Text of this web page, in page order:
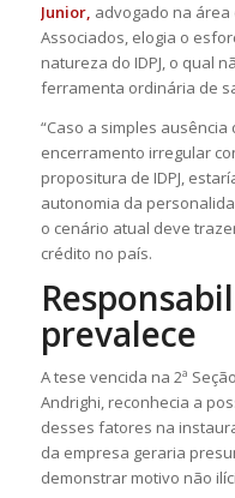
Junior, advogado na área
Associados, elogia o
natureza do IDPJ, o qual
ferramenta ordinária de
“Caso a simples
encerramento irregular
propositura de IDPJ,
autonomia da
o cenário atual deve
crédito no país.
prevalece
A tese vencida na 2ª
Andrighi, reconhecia a
desses fatores na
da empresa geraria
demonstrar motivo não